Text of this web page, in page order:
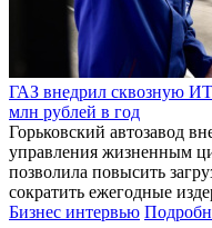
ГАЗ внедрил сквозную
млн рублей в год
Горьковский автозавод
управления жизненным
позволила повысить
сократить ежегодные
Бизнес интервью